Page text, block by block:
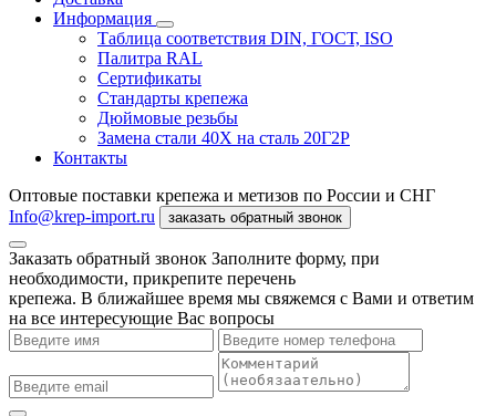
Информация
Таблица соответствия DIN, ГОСТ, ISO
Палитра RAL
Сертификаты
Стандарты крепежа
Дюймовые резьбы
Замена стали 40Х на сталь 20Г2Р
Контакты
Оптовые поставки крепежа и метизов по России и СНГ
Info@krep-import.ru
заказать обратный звонок
Заказать обратный звонок Заполните форму, при
необходимости, прикрепите перечень
крепежа. В ближайшее время мы свяжемся с Вами и ответим
на все интересующие Вас вопросы